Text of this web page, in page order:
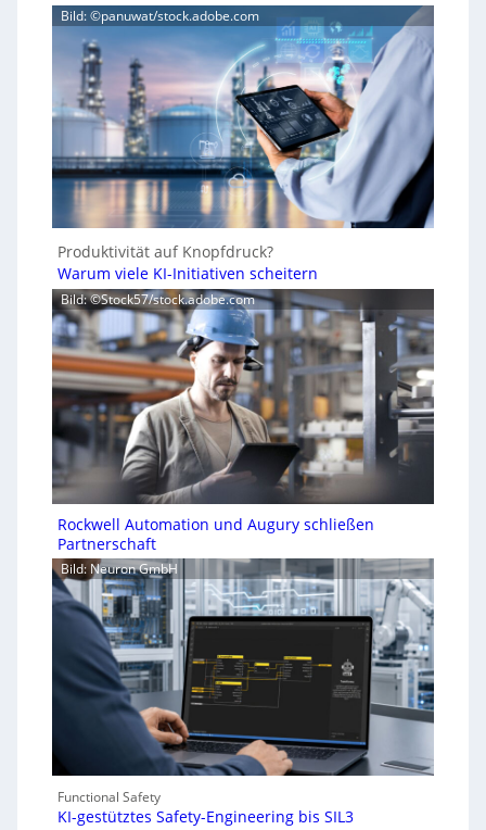
Bild: ©panuwat/stock.adobe.com
Produktivität auf Knopfdruck?
Warum viele KI-Initiativen scheitern
Bild: ©Stock57/stock.adobe.com
Rockwell Automation und Augury schließen
Partnerschaft
Bild: Neuron GmbH
Functional Safety
KI-gestütztes Safety-Engineering bis SIL3